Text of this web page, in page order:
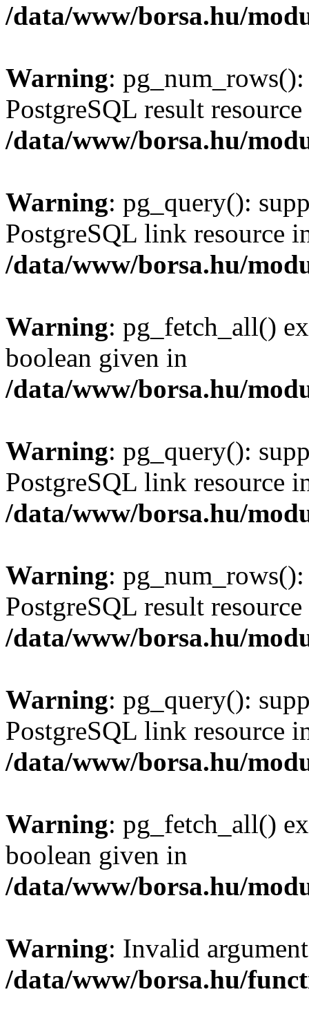
/data/www/borsa.hu/
Warning:
PostgreSQL result
/data/www/borsa.hu/
Warning: pg_query():
PostgreSQL link resource
/data/www/borsa.hu/
Warning: pg_fetch_all()
boolean given in
/data/www/borsa.hu/
Warning: pg_query():
PostgreSQL link resource
/data/www/borsa.hu/
Warning:
PostgreSQL result
/data/www/borsa.hu/
Warning: pg_query():
PostgreSQL link resource
/data/www/borsa.hu/
Warning: pg_fetch_all()
boolean given in
/data/www/borsa.hu/
Warning: Invalid
/data/www/borsa.hu/